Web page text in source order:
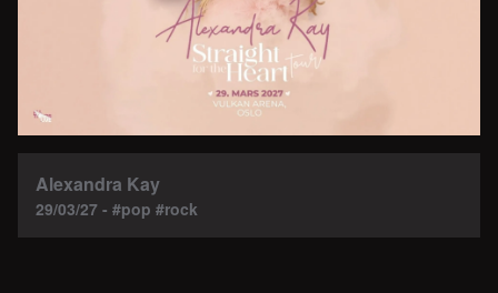
Alexandra Kay
29/03/27 - #pop #rock